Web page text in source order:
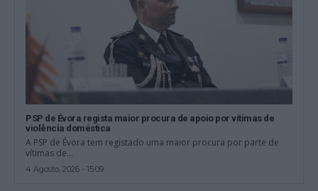
PSP de Évora regista maior procura de apoio por vítimas de
violência doméstica
A PSP de Évora tem registado uma maior procura por parte de
vítimas de...
4 Agosto, 2026 - 15:09